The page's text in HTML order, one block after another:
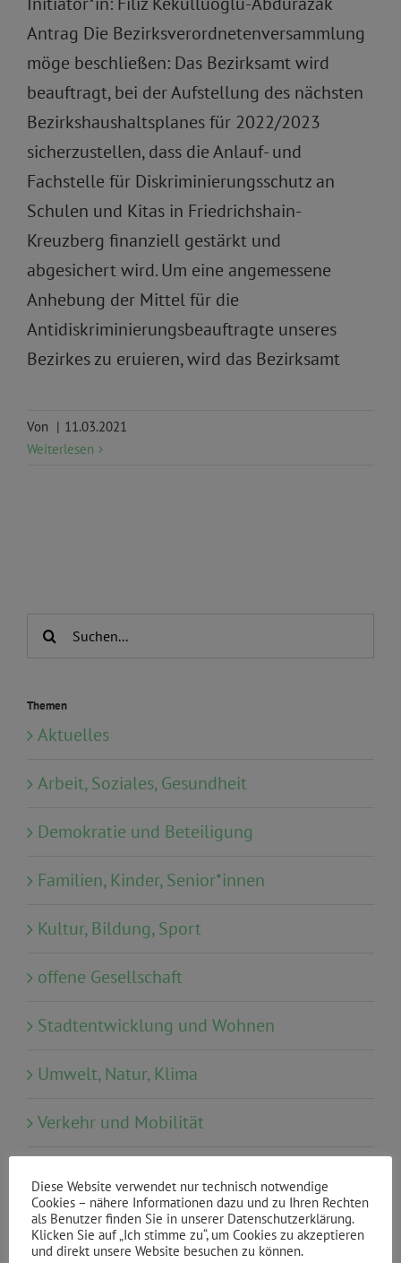
Antrag Die Bezirksverordnetenversammlung
möge beschließen: Das Bezirksamt wird
beauftragt, bei der Aufstellung des nächsten
Bezirkshaushaltsplanes für 2022/2023
sicherzustellen, dass die Anlauf- und
Fachstelle für Diskriminierungsschutz an
Schulen und Kitas in Friedrichshain-
Kreuzberg finanziell gestärkt und
abgesichert wird. Um eine angemessene
Anhebung der Mittel für die
Antidiskriminierungsbeauftragte unseres
Bezirkes zu eruieren, wird das Bezirksamt
Von | 11.03.2021
Weiterlesen
Suche
Themen
Aktuelles
Arbeit, Soziales, Gesundheit
Demokratie und Beteiligung
Familien, Kinder, Senior*innen
Kultur, Bildung, Sport
offene Gesellschaft
Stadtentwicklung und Wohnen
Umwelt, Natur, Klima
Verkehr und Mobilität
Wirtschaft, Tourismus, Finanzen
Diese Website verwendet nur technisch notwendige
Cookies – nähere Informationen dazu und zu Ihren Rechten
als Benutzer finden Sie in unserer Datenschutzerklärung.
Klicken Sie auf „Ich stimme zu“, um Cookies zu akzeptieren
und direkt unsere Website besuchen zu können.